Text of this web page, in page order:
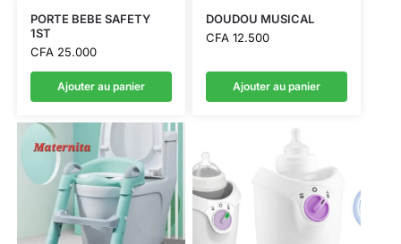
PORTE BEBE SAFETY
1ST
CFA25.000
Ajouter au panier
DOUDOU MUSICAL
CFA12.500
Ajouter au panier